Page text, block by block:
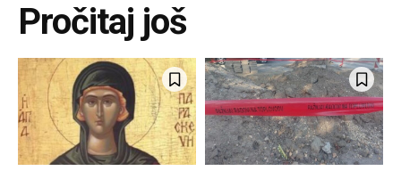
Pročitaj još